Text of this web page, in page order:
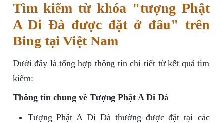
Tìm kiếm từ khóa "tượng Phật
A Di Đà được đặt ở đâu" trên
Bing tại Việt Nam
Dưới đây là tổng hợp thông tin chi tiết từ kết quả tìm
kiếm:
Thông tin chung về Tượng Phật A Di Đà
Tượng Phật A Di Đà thường được đặt tại các